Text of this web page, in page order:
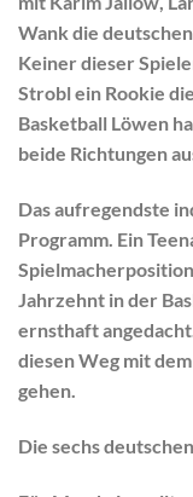
Wank die
Keiner dieser
Strobl ein Rookie
Basketball Löwen
beide Richtungen
Das aufregendste
Programm. Ein
Jahrzehnt in der
ernsthaft
diesen Weg mit
gehen.
Die sechs